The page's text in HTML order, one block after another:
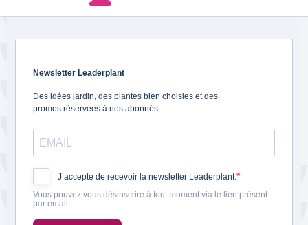
Newsletter Leaderplant
Des idées jardin, des plantes bien choisies et des
promos réservées à nos abonnés.
J’accepte de recevoir la newsletter Leaderplant.
Vous pouvez vous désinscrire à tout moment via le lien présent
par email.